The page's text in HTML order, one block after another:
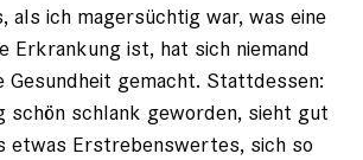
als ich magersüchtig war, was eine
Erkrankung ist, hat sich niemand
Gesundheit gemacht. Stattdessen:
schön schlank geworden, sieht gut
etwas Er­strebenswertes, sich so